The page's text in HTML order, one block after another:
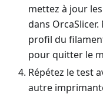
mettez à jour
dans
profil du
pour quitter le
Répétez le test
autre